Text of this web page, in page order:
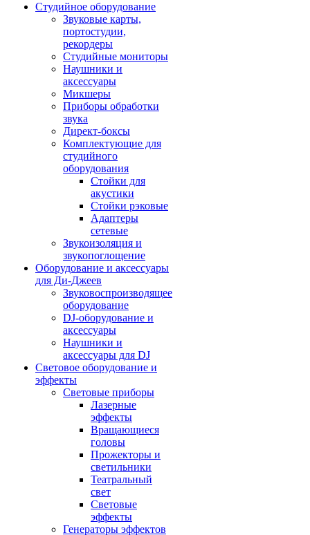
Студийное оборудование
Звуковые карты,
портостудии,
рекордеры
Студийные мониторы
Наушники и
аксессуары
Микшеры
Приборы обработки
звука
Директ-боксы
Комплектующие для
студийного
оборудования
Стойки для
акустики
Стойки рэковые
Адаптеры
сетевые
Звукоизоляция и
звукопоглощение
Оборудование и аксессуары
для Ди-Джеев
Звуковоспроизводящее
оборудование
DJ-оборудование и
аксессуары
Наушники и
аксессуары для DJ
Световое оборудование и
эффекты
Световые приборы
Лазерные
эффекты
Вращающиеся
головы
Прожекторы и
светильники
Театральный
свет
Световые
эффекты
Генераторы эффектов